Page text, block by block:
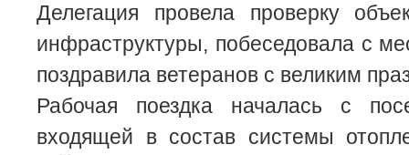
Делегация провела проверку
инфраструктуры, побеседовала с
поздравила ветеранов с великим
Рабочая поездка началась с
входящей в состав системы